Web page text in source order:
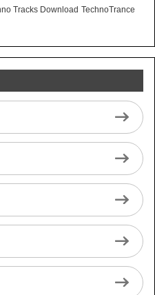
Tracks Download TechnoTrance